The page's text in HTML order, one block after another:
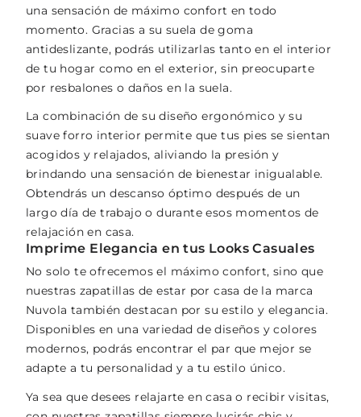
una sensación de máximo confort en todo
momento. Gracias a su suela de goma
antideslizante, podrás utilizarlas tanto en el interior
de tu hogar como en el exterior, sin preocuparte
por resbalones o daños en la suela.
La combinación de su diseño ergonómico y su
suave forro interior permite que tus pies se sientan
acogidos y relajados, aliviando la presión y
brindando una sensación de bienestar inigualable.
Obtendrás un descanso óptimo después de un
largo día de trabajo o durante esos momentos de
relajación en casa.
Imprime Elegancia en tus Looks Casuales
No solo te ofrecemos el máximo confort, sino que
nuestras zapatillas de estar por casa de la marca
Nuvola también destacan por su estilo y elegancia.
Disponibles en una variedad de diseños y colores
modernos, podrás encontrar el par que mejor se
adapte a tu personalidad y a tu estilo único.
Ya sea que desees relajarte en casa o recibir visitas,